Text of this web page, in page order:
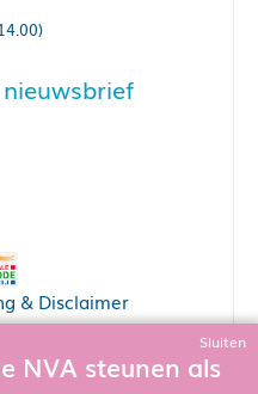
& Disclaimer
Sluiten
NVA steunen als